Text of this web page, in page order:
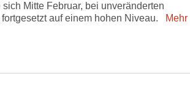
sich Mitte Februar, bei unveränderten
fortgesetzt auf einem hohen Niveau.
Mehr